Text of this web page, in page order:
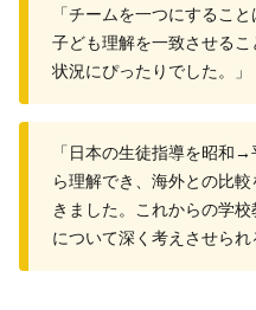
「チームを一つにするこ
子ども理解を一致させる
状況にぴったりでした。」
「日本の生徒指導を昭和
ら理解でき、海外との比
きました。これからの学
について深く考えさせられ